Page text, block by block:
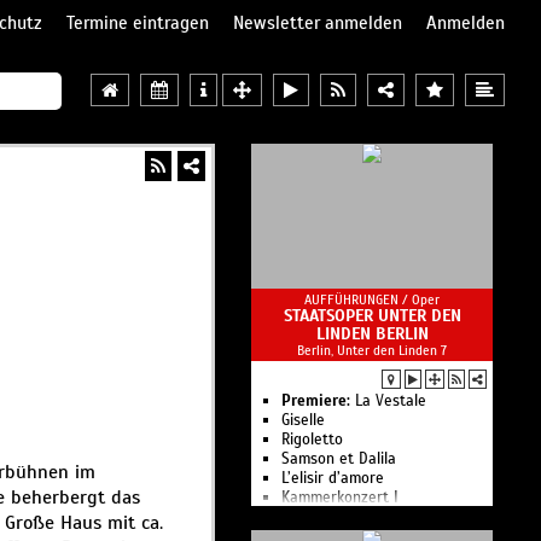
Termine eintragen Newsletter anmelden
Anmelden
im
beherbergt das
Haus mit ca.
AUFFÜHRUNGEN / Oper
STAATSOPER UNTER DEN
LINDEN BERLIN
Berlin, Unter den Linden 7
Premiere: La Vestale
Giselle
Rigoletto
Samson et Dalila
L’elisir d’amore
Kam­mer­kon­zert I
Ballettgespräch